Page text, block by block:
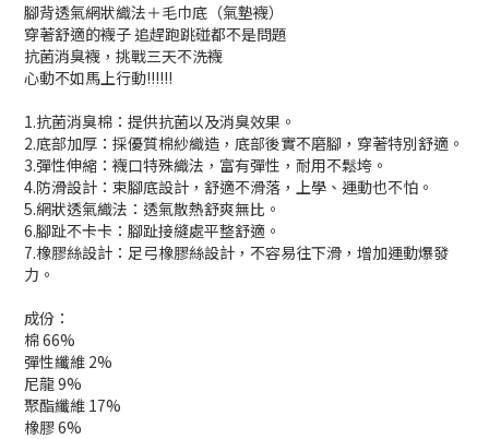
腳背透氣網狀織法＋毛巾底（氣墊襪）
穿著舒適的襪子 追趕跑跳碰都不是問題
抗菌消臭襪，挑戰三天不洗襪
心動不如馬上行動!!!!!!
1.抗菌消臭棉：提供抗菌以及消臭效果。
2.底部加厚：採優質棉紗織造，底部後實不磨腳，穿著特別舒適。
3.彈性伸縮：襪口特殊織法，富有彈性，耐用不鬆垮。
4.防滑設計：束腳底設計，舒適不滑落，上學、運動也不怕。
5.網狀透氣織法：透氣散熱舒爽無比。
6.腳趾不卡卡：腳趾接縫處平整舒適。
7.橡膠絲設計：足弓橡膠絲設計，不容易往下滑，增加運動爆發
力。
成份：
棉 66%
彈性纖維 2%
尼龍 9%
聚酯纖維 17%
橡膠 6%